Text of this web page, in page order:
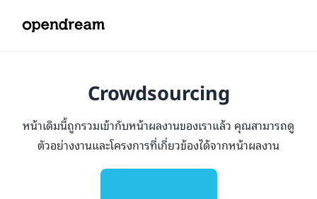
Crowdsourcing
หน้าเดิมนี้ถูกรวมเข้ากับหน้าผลงานของเราแล้ว คุณสามารถดู
ตัวอย่างงานและโครงการที่เกี่ยวข้องได้จากหน้าผลงาน